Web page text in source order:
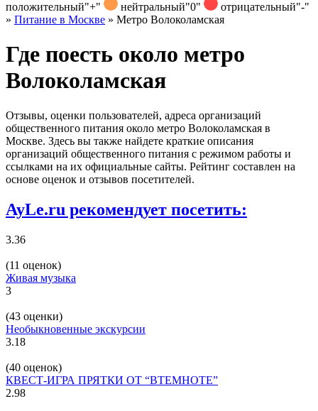
положительный"+" нейтральный"0" отрицательный"-"
» Питание в Москве » Метро Волоколамская
Где поесть около метро
Волоколамская
Отзывы, оценки пользователей, адреса организаций
общественного питания около метро Волоколамская в
Москве. Здесь вы также найдете краткие описания
организаций общественного питания с режимом работы и
ссылками на их официальные сайты. Рейтинг составлен на
основе оценок и отзывов посетителей.
AyLe.ru рекомендует посетить:
3.36
(11 оценок)
Живая музыка
3
(43 оценки)
Необыкновенные экскурсии
3.18
(40 оценок)
КВЕСТ-ИГРА ПРЯТКИ ОТ “ВТЕМНОТЕ”
2.98